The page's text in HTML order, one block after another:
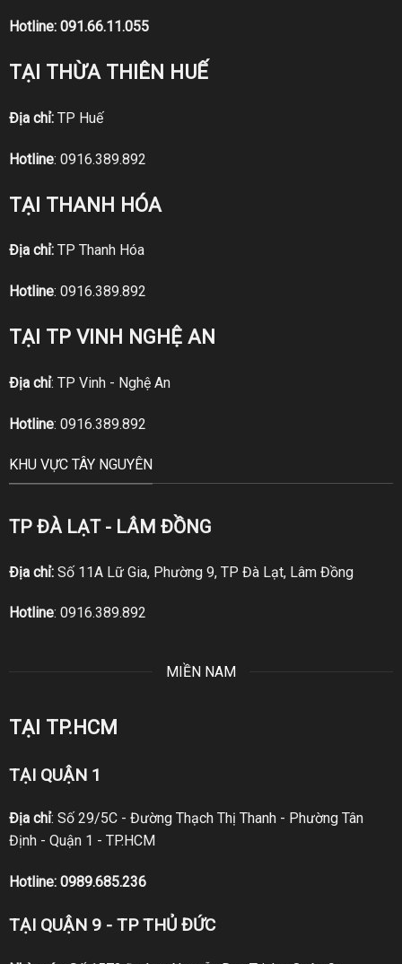
Hotline: 091.66.11.055
TẠI THỪA THIÊN HUẾ
Địa chỉ:TP Huế
Hotline: 0916.389.892
TẠI THANH HÓA
Địa chỉ:TP Thanh Hóa
Hotline: 0916.389.892
TẠI TP VINH NGHỆ AN
Địa chỉ: TP Vinh - Nghệ An
Hotline: 0916.389.892
KHU VỰC TÂY NGUYÊN
TP ĐÀ LẠT - LÂM ĐỒNG
Địa chỉ:Số 11A Lữ Gia, Phường 9, TP Đà Lạt, Lâm Đồng
Hotline: 0916.389.892
MIỀN NAM
TẠI TP.HCM
TẠI QUẬN 1
Địa chỉ: Số 29/5C - Đường Thạch Thị Thanh - Phường Tân
Định - Quận 1 - TP.HCM
Hotline: 0989.685.236
TẠI QUẬN 9 - TP THỦ ĐỨC